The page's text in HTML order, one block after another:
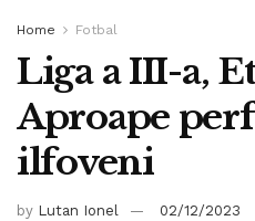
Home Fotbal
Liga a III-a,
Aproape
ilfoveni
by Lutan Ionel 02/12/2023